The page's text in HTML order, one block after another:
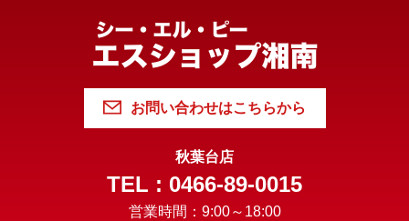
お問い合わせはこちらから
秋葉台店
TEL : 0466-89-0015
営業時間：9:00～18:00